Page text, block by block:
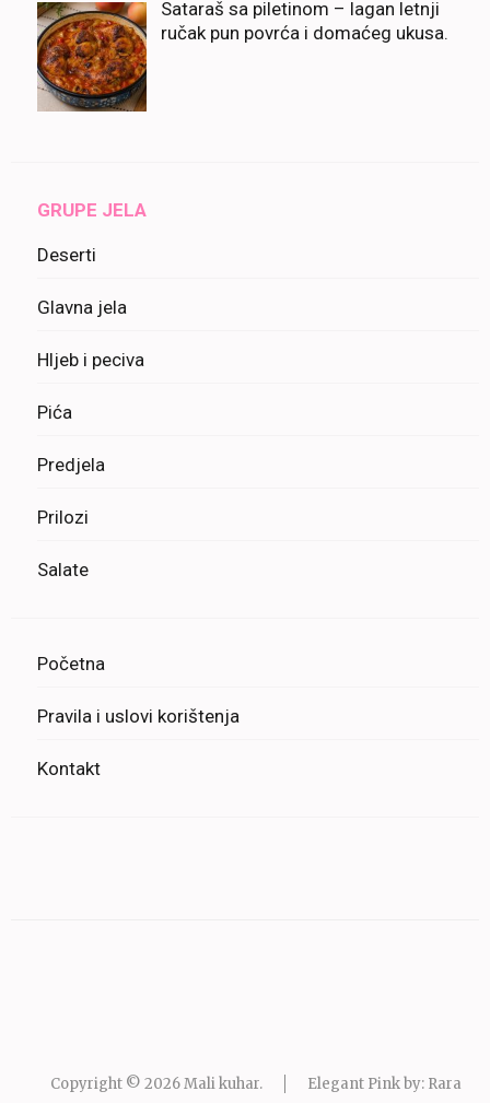
Sataraš sa piletinom – lagan letnji
ručak pun povrća i domaćeg ukusa.
GRUPE JELA
Deserti
Glavna jela
Hljeb i peciva
Pića
Predjela
Prilozi
Salate
Početna
Pravila i uslovi korištenja
Kontakt
Copyright © 2026Mali kuhar. Elegant Pink by: Rara